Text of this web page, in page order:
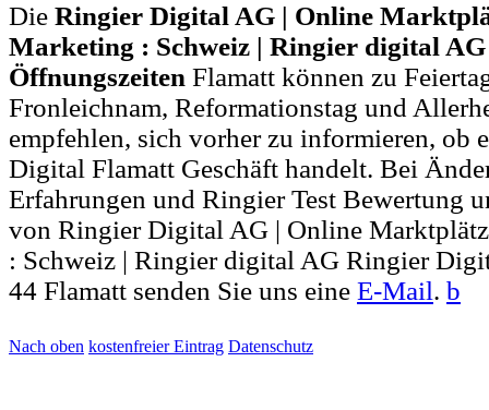
Die Ringier Digital AG | Online
Marketing : Schweiz | Ringier digital
Öffnungszeiten Flamatt können zu
Fronleichnam, Reformationstag und
empfehlen, sich vorher zu informieren, ob
Digital Flamatt Geschäft handelt. Bei
Erfahrungen und Ringier Test Bewertung
von Ringier Digital AG | Online
: Schweiz | Ringier digital AG Ringier
44 Flamatt senden Sie uns eine E-Mail. b
Nach oben kostenfreier Eintrag Datenschutz